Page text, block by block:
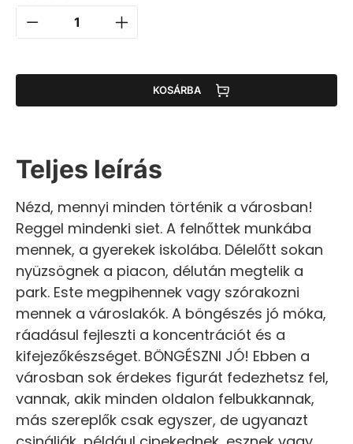
KOSÁRBA
Teljes leírás
Nézd, mennyi minden történik a városban!
Reggel mindenki siet. A felnőttek munkába
mennek, a gyerekek iskolába. Délelőtt sokan
nyüzsögnek a piacon, délután megtelik a
park. Este megpihennek vagy szórakozni
mennek a városlakók. A böngészés jó móka,
ráadásul fejleszti a koncentrációt és a
kifejezőkészséget. BÖNGÉSZNI JÓ! Ebben a
városban sok érdekes figurát fedezhetsz fel,
vannak, akik minden oldalon felbukkannak,
más szereplők csak egyszer, de ugyanazt